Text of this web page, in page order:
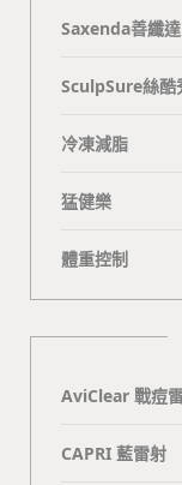
Saxenda善纖達
SculpSure絲酷
冷凍減脂
猛健樂
體重控制
AviClear 戰痘
CAPRI 藍雷射